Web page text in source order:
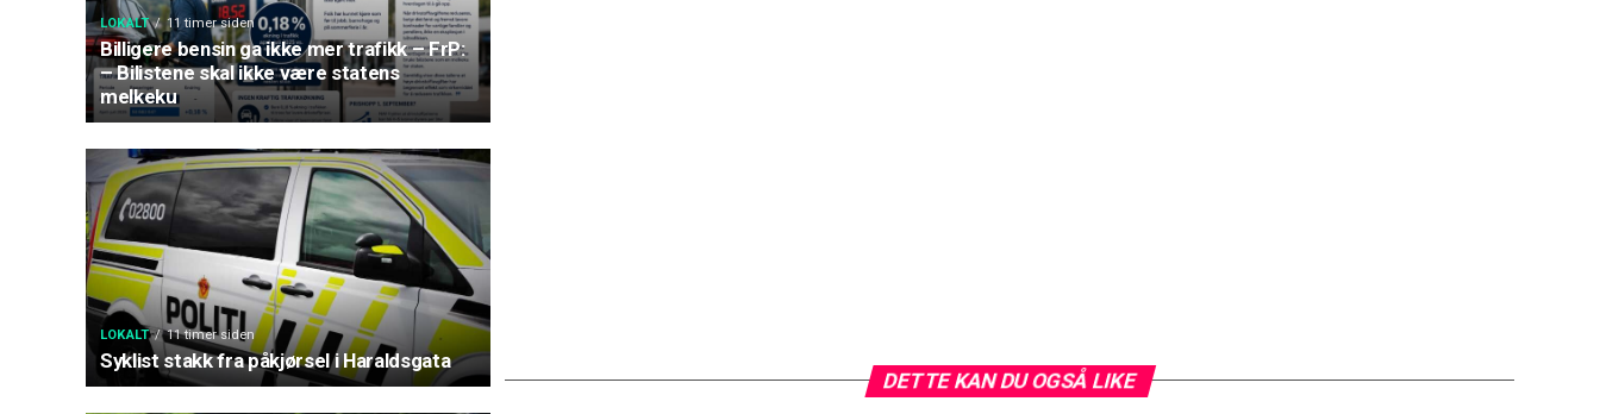
LOKALT 11 timer siden
Billigere bensin ga ikke mer trafikk – FrP:
– Bilistene skal ikke være statens
melkeku
LOKALT 11 timer siden
Syklist stakk fra påkjørsel i Haraldsgata
DETTE KAN DU OGSÅ LIKE